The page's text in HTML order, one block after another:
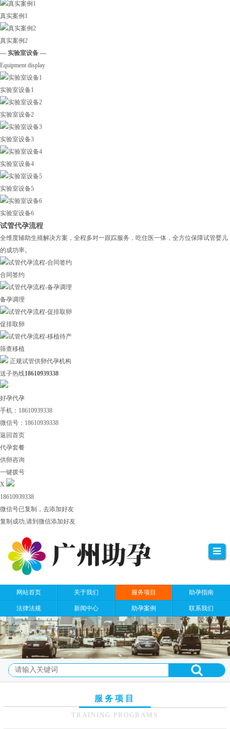
真实案例1
真实案例2
— 实验室设备 —
Equipment display
实验室设备1
实验室设备2
实验室设备3
实验室设备4
实验室设备5
实验室设备6
试管代孕流程
全维度辅助生殖解决方案，全程多对一跟踪服务，吃住医一体，全方位保障试管婴儿
的成功率。
合同签约
备孕调理
促排取卵
筛查移植
正规试管供卵代孕机构
送子热线18610939338
好孕代孕
手机：18610939338
微信号：18610939338
返回首页
代孕套餐
供卵咨询
一键拨号
X
18610939338
微信号已复制，去添加好友
复制成功,请到微信添加好友
网站首页 关于我们 服务项目 助孕指南
法律法规 新闻中心 助孕案例 联系我们
服务项目
TRAINING PROGRAMS